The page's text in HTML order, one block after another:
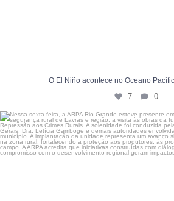
O El Niño acontece no Oceano
7 0
Nessa sexta-feira, a ARPA Rio
54 0